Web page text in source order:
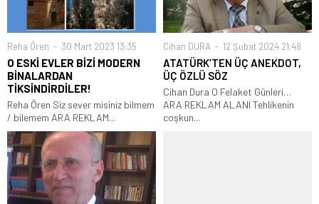
Reha Ören 30 Mart 2023 13:35
O ESKİ EVLER BİZİ MODERN
BİNALARDAN
TİKSİNDİRDİLER!
Reha Ören Siz sever misiniz bilmem
/ bilemem ARA REKLAM...
Cihan DURA 12 Şubat 2024 21:48
ATATÜRK’TEN ÜÇ ANEKDOT,
ÜÇ ÖZLÜ SÖZ
Cihan Dura O Felaket Günleri…
ARA REKLAM ALANI Tehlikenin
coşkun...